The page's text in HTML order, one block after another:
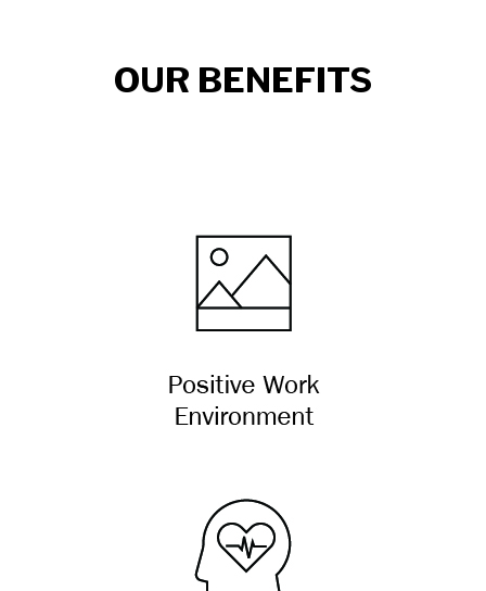
OUR BENEFITS